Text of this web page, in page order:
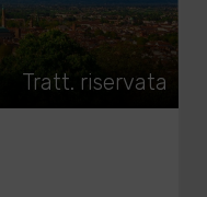
Tratt. riservata